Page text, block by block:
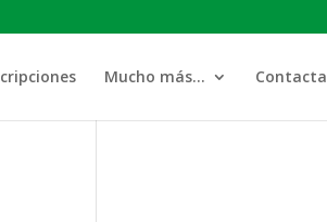
Mucho más… Contacta